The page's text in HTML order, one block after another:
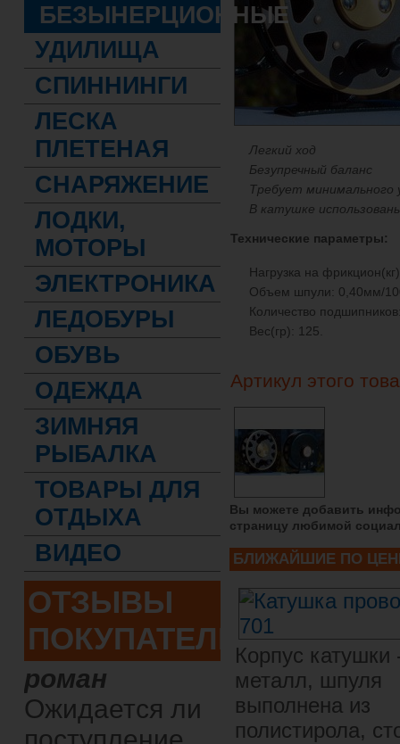
БЕЗЫНЕРЦИОННЫЕ
УДИЛИЩА
СПИННИНГИ
ЛЕСКА
ПЛЕТЕНАЯ
СНАРЯЖЕНИЕ
ЛОДКИ,
МОТОРЫ
ЭЛЕКТРОНИКА
ЛЕДОБУРЫ
ОБУВЬ
ОДЕЖДА
ЗИМНЯЯ
РЫБАЛКА
ТОВАРЫ ДЛЯ
ОТДЫХА
ВИДЕО
ОТЗЫВЫ
ПОКУПАТЕЛЕЙ
роман
Ожидается ли
Легкий ход
Безупречный баланс
Требует минимального
В катушке
Технические параметры:
Нагрузка на
Объем шпули: 0,40мм/
Количество
Вес(гр): 125.
Артикул этого
Вы можете добавить
страницу любимой
БЛИЖАЙШИЕ ПО
Корпус катушки
металл, шпуля
выполнена из
полистирола,